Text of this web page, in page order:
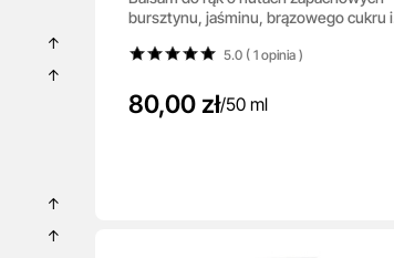
bursztynu, jaśminu, brązowego cukru i
5.0 ( 1opinia)
80,00 zł/50 ml